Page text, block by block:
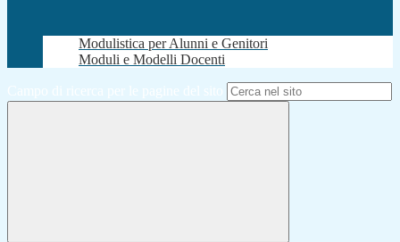
Modulistica per Alunni e Genitori
Moduli e Modelli Docenti
Campo di ricerca per le pagine del sito